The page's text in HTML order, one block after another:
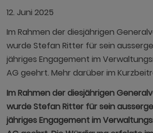
12. Juni 2025
Im Rahmen der diesjährigen
wurde Stefan Ritter für sein
jähriges Engagement im
AG geehrt. Mehr darüber im
Im Rahmen der diesjährigen
wurde Stefan Ritter für sein
jähriges Engagement im